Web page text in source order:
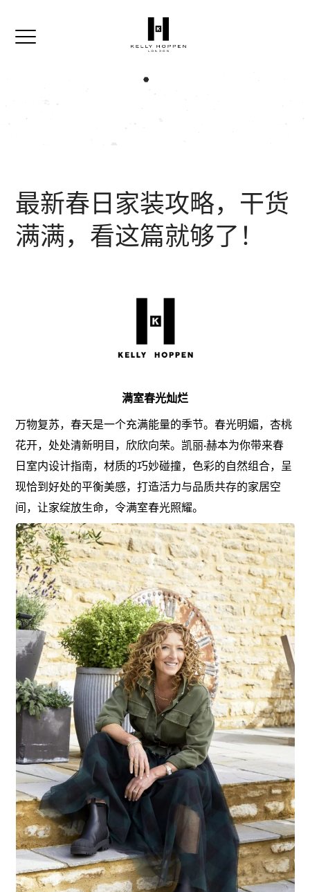
最新春日家装攻略，干货
满满，看这篇就够了！
满室春光灿烂
万物复苏，春天是一个充满能量的季节。春光明媚，杏桃
花开，处处清新明目，欣欣向荣。凯丽·赫本为你带来春
日室内设计指南，材质的巧妙碰撞，色彩的自然组合，呈
现恰到好处的平衡美感，打造活力与品质共存的家居空
间，让家绽放生命，令满室春光照耀。